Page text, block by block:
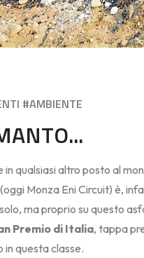
#AMBIENTE
in qualsiasi altro posto al
(oggi Monza Eni Circuit) è,
solo, ma proprio su questo
Premio di Italia, tappa
in questa classe.